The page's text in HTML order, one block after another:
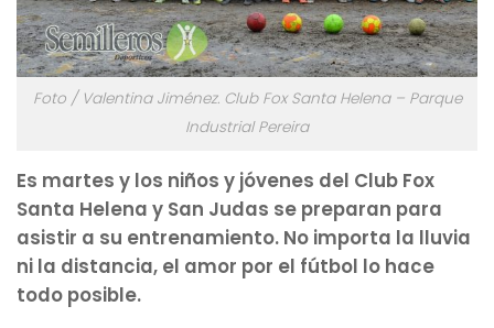
Foto / Valentina Jiménez. Club Fox Santa Helena – Parque
Industrial Pereira
Es martes y los niños y jóvenes del Club Fox
Santa Helena y San Judas se preparan para
asistir a su entrenamiento. No importa la lluvia
ni la distancia, el amor por el fútbol lo hace
todo posible.